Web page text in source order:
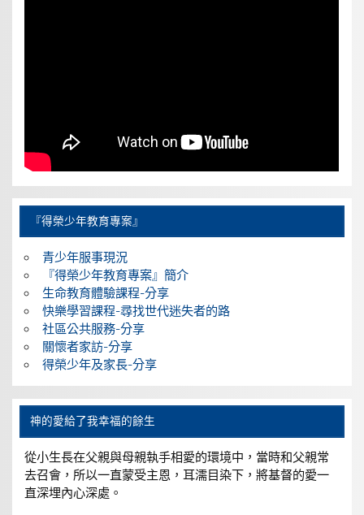
『得榮少年教育專案』
青少年服事現況
『得榮少年教育專案』簡介
生命教育體驗課程-分享
快樂學習課程-尋找世代迷失者的路
社區公共服務-分享
關懷者家訪-分享
得榮少年及家長-分享
神的愛給了我幸福的餘生
從小生長在父親與母親執手相愛的環境中，當時和父親常
去召會，所以一直蒙受主恩，耳濡目染下，將基督的愛一
直深埋內心深處。